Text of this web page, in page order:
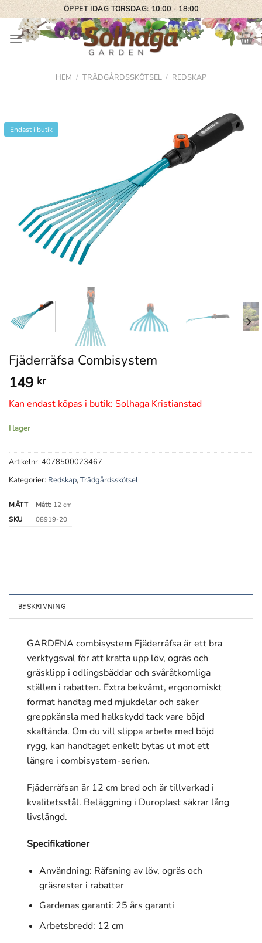
Skip
to
content
ÖPPET IDAG TORSDAG: 10:00 - 18:00
HEM / TRÄDGÅRDSSKÖTSEL / REDSKAP
Endast i butik
Fjäderräfsa Combisystem
149 kr
Kan endast köpas i butik: Solhaga Kristianstad
I lager
Artikelnr: 4078500023467
Kategorier: Redskap,Trädgårdsskötsel
MÅTT Mått:12 cm
SKU
08919-20
BESKRIVNING
GARDENA combisystem Fjäderräfsa är ett bra
verktygsval för att kratta upp löv, ogräs och
gräsklipp i odlingsbäddar och svåråtkomliga
ställen i rabatten. Extra bekvämt, ergonomiskt
format handtag med mjukdelar och säker
greppkänsla med halkskydd tack vare böjd
skaftända. Om du vill slippa arbete med böjd
rygg, kan handtaget enkelt bytas ut mot ett
längre i combisystem-serien.
Fjäderräfsan är 12 cm bred och är tillverkad i
kvalitetsstål. Beläggning i Duroplast säkrar lång
livslängd.
Specifikationer
Användning: Räfsning av löv, ogräs och
gräsrester i rabatter
Gardenas garanti: 25 års garanti
Arbetsbredd: 12 cm